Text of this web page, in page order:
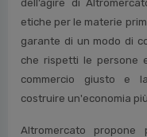
dell’agire di
etiche per le materie
garante di un modo di
che rispetti le persone
commercio giusto e
costruire un'economia
Altromercato propone